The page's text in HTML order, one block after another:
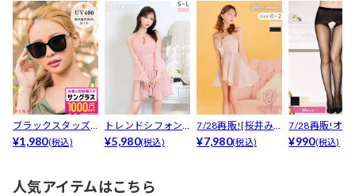
ブラックスタッズ
サングラス
¥1,980(税込)
トレンドシフォン
袖×ネックチェーン
¥5,980(税込)
7/28再販![桜井み
づき着用・小さめ...
¥7,980(税込)
7/28再販!オー
クロッチスト
¥990(税込)
人気アイテムはこちら